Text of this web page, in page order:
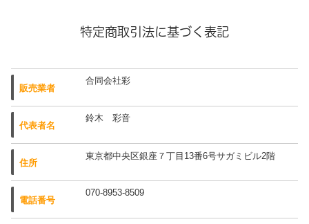
特定商取引法に基づく表記
販売業者
合同会社彩
代表者名
鈴木 彩音
住所
東京都中央区銀座７丁目13番6号サガミビル2階
電話番号
070-8953-8509